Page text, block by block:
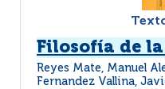
Filosofía de
Reyes Mate, Manuel
Fernandez Vallina,